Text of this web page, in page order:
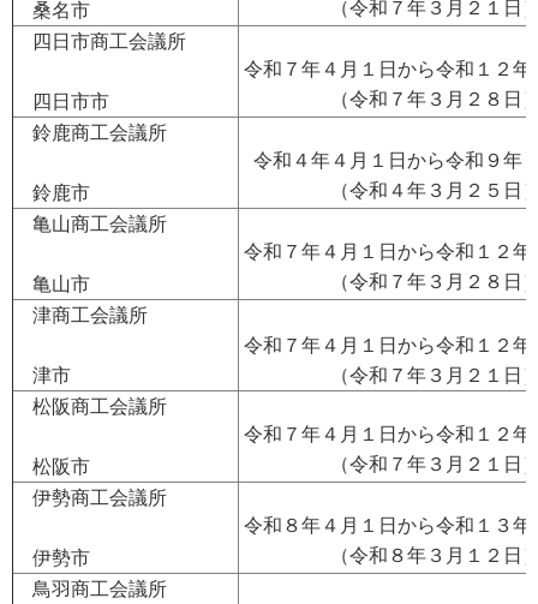
桑名市
（令和７年３月２１日
四日市商工会議所
四日市市
令和７年４月１日から令和１２年
（令和７年３月２８日
鈴鹿商工会議所
鈴鹿市
令和４年４月１日から令和９年
（令和４年３月２５日
亀山商工会議所
亀山市
令和７年４月１日から令和１２年
（令和７年３月２８日
津商工会議所
津市
令和７年４月１日から令和１２年
（令和７年３月２１日
松阪商工会議所
松阪市
令和７年４月１日から令和１２年
（令和７年３月２１日
伊勢商工会議所
伊勢市
令和８年４月１日から令和１３年
（令和８年３月１２日
鳥羽商工会議所